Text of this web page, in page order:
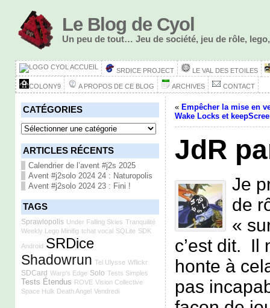
Le Blog de Cyol
Un peu de tout… Jeu de société, jeu de rôle,
ACCUEIL SRDICE PROJECT LE VAL DES ETOILES
COLONY9 A PROPOS DE CE BLOG ARCHIVES CONTACT
CATÉGORIES
Catégories
ARTICLES RÉCENTS
Calendrier de l’avent #j2s 2025
Avent #j2solo 2024 24 : Naturopolis
Avent #j2solo 2024 23 : Fini !
TAGS
Sprawlopolis Under Falling Skies Tranquilité
Weekly Lego Minifig tchat vocal SQLite SDK
Android SRDice
Shadowrun Tel Ulysse Wflickr
SDCard Warp's Edge Solo Tests Simples
Tests Étendus ROVE Vision Collective
Space Hulk Death Angel Vendredi
« Empêcher la mise en
Wake Locks et
JdR
Je
de
«
c’est dit. Il
honte à
pas